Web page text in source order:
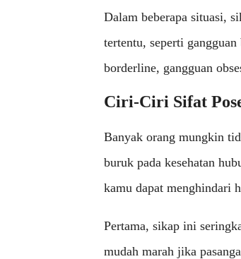
Dalam beberapa situasi,
tertentu, seperti
borderline, gangguan
Ciri-Ciri Sifat
Banyak orang mungkin
buruk pada kesehatan
kamu dapat menghindari
Pertama, sikap ini
mudah marah jika